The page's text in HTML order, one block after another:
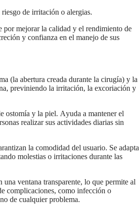
de irritación o alergias.
por mejorar la calidad y el rendimiento de
y confianza en el manejo de sus
(la abertura creada durante la cirugía) y la
previniendo la irritación, la excoriación y
ostomía y la piel. Ayuda a mantener el
realizar sus actividades diarias sin
la comodidad del usuario. Se adapta
molestias o irritaciones durante las
ventana transparente, lo que permite al
complicaciones, como infección o
de cualquier problema.